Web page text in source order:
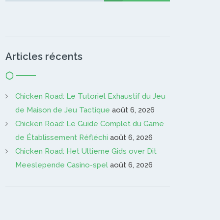
Articles récents
Chicken Road: Le Tutoriel Exhaustif du Jeu
de Maison de Jeu Tactique août 6, 2026
Chicken Road: Le Guide Complet du Game
de Établissement Réfléchi août 6, 2026
Chicken Road: Het Ultieme Gids over Dit
Meeslepende Casino-spel août 6, 2026